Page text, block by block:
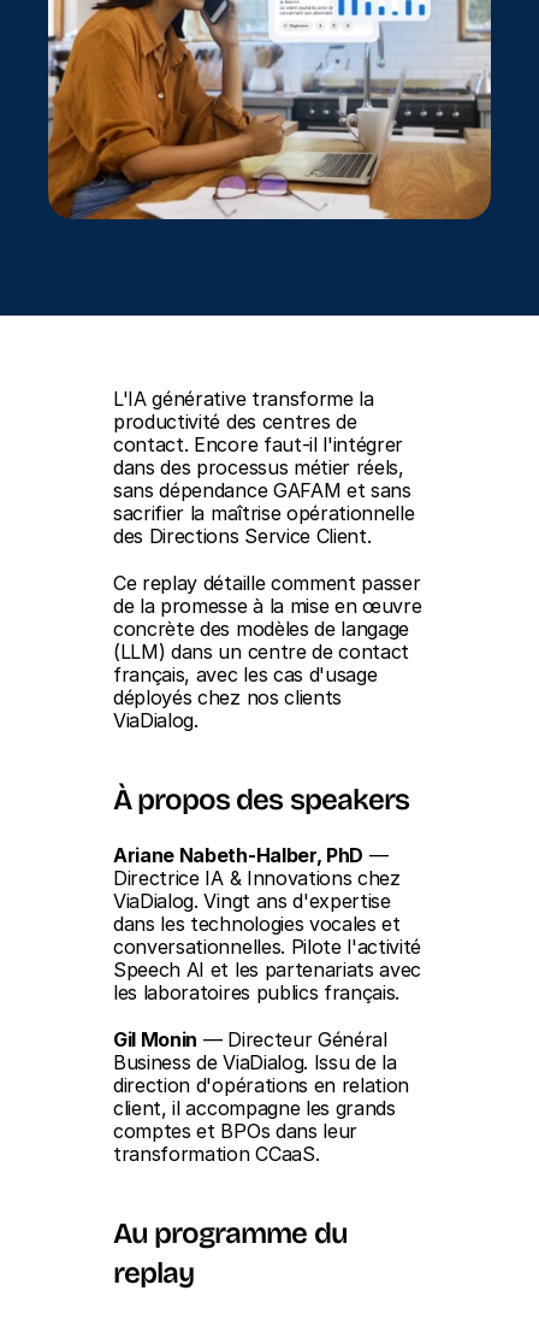
L'IA générative transforme la
productivité des centres de
contact. Encore faut-il l'intégrer
dans des processus métier réels,
sans dépendance GAFAM et sans
sacrifier la maîtrise opérationnelle
des Directions Service Client.
Ce replay détaille comment passer
de la promesse à la mise en œuvre
concrète des modèles de langage
(LLM) dans un centre de contact
français, avec les cas d'usage
déployés chez nos clients
ViaDialog.
À propos des speakers
Ariane Nabeth-Halber, PhD —
Directrice IA & Innovations chez
ViaDialog. Vingt ans d'expertise
dans les technologies vocales et
conversationnelles. Pilote l'activité
Speech AI et les partenariats avec
les laboratoires publics français.
Gil Monin — Directeur Général
Business de ViaDialog. Issu de la
direction d'opérations en relation
client, il accompagne les grands
comptes et BPOs dans leur
transformation CCaaS.
Au programme du
replay